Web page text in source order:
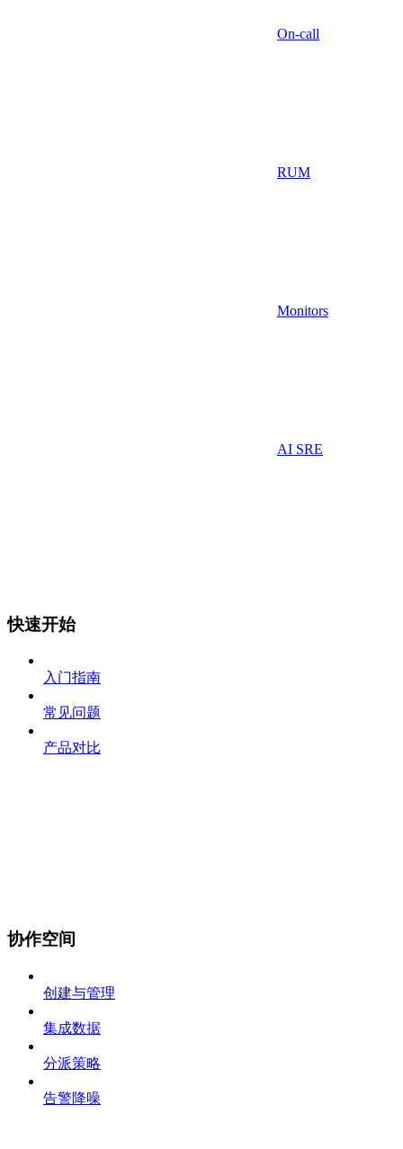
On-call
RUM
Monitors
AI SRE
快速开始
入门指南
常见问题
产品对比
协作空间
创建与管理
集成数据
分派策略
告警降噪